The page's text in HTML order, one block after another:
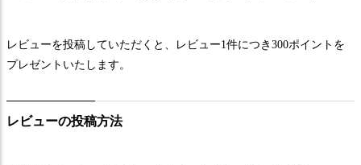
レビューを投稿していただくと、レビュー1件につき300ポイントを
プレゼントいたします。
レビューの投稿方法